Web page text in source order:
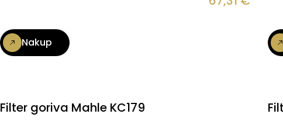
Nakup
Filter goriva Mahle KC179